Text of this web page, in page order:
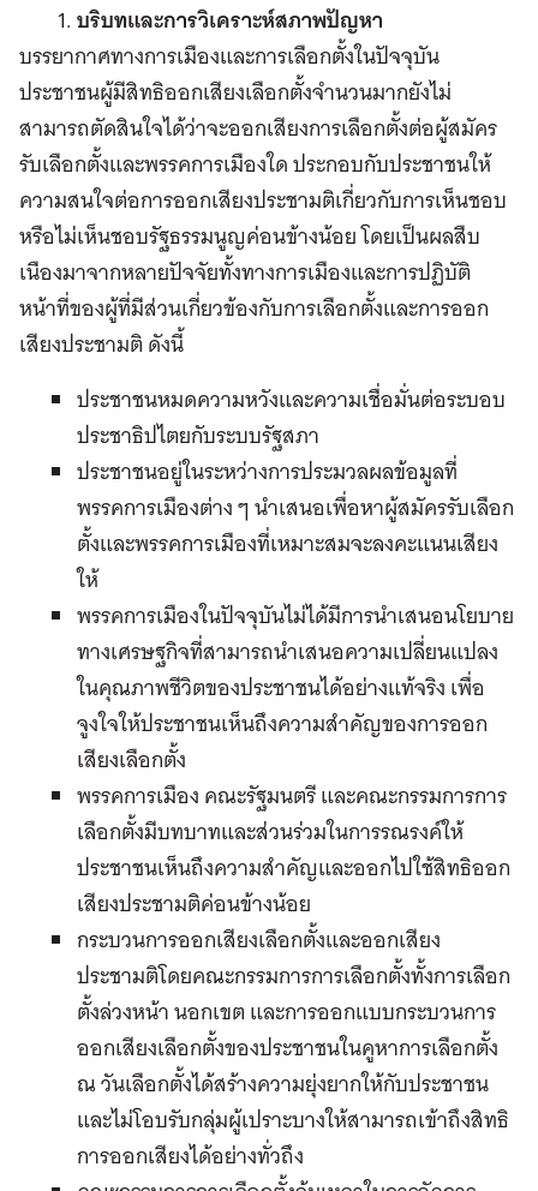
บริบทและการวิเคราะห์สภาพปัญหา
บรรยากาศทางการเมืองและการเลือกตั้งในปัจจุบัน
ประชาชนผู้มีสิทธิออกเสียงเลือกตั้งจำนวนมากยังไม่
สามารถตัดสินใจได้ว่าจะออกเสียงการเลือกตั้งต่อผู้สมัคร
รับเลือกตั้งและพรรคการเมืองใด ประกอบกับประชาชนให้
ความสนใจต่อการออกเสียงประชามติเกี่ยวกับการเห็นชอบ
หรือไม่เห็นชอบรัฐธรรมนูญค่อนข้างน้อย โดยเป็นผลสืบ
เนืองมาจากหลายปัจจัยทั้งทางการเมืองและการปฏิบัติ
หน้าที่ของผู้ที่มีส่วนเกี่ยวข้องกับการเลือกตั้งและการออก
เสียงประชามติ ดังนี้
ประชาชนหมดความหวังและความเชื่อมั่นต่อระบอบ
ประชาธิปไตยกับระบบรัฐสภา
ประชาชนอยู่ในระหว่างการประมวลผลข้อมูลที่
พรรคการเมืองต่าง ๆ นำเสนอเพื่อหาผู้สมัครรับเลือก
ตั้งและพรรคการเมืองที่เหมาะสมจะลงคะแนนเสียง
ให้
พรรคการเมืองในปัจจุบันไม่ได้มีการนำเสนอนโยบาย
ทางเศรษฐกิจที่สามารถนำเสนอความเปลี่ยนแปลง
ในคุณภาพชีวิตของประชาชนได้อย่างแท้จริง เพื่อ
จูงใจให้ประชาชนเห็นถึงความสำคัญของการออก
เสียงเลือกตั้ง
พรรคการเมือง คณะรัฐมนตรี และคณะกรรมการการ
เลือกตั้งมีบทบาทและส่วนร่วมในการรณรงค์ให้
ประชาชนเห็นถึงความสำคัญและออกไปใช้สิทธิออก
เสียงประชามติค่อนข้างน้อย
กระบวนการออกเสียงเลือกตั้งและออกเสียง
ประชามติโดยคณะกรรมการการเลือกตั้งทั้งการเลือก
ตั้งล่วงหน้า นอกเขต และการออกแบบกระบวนการ
ออกเสียงเลือกตั้งของประชาชนในคูหาการเลือกตั้ง
ณ วันเลือกตั้งได้สร้างความยุ่งยากให้กับประชาชน
และไม่โอบรับกลุ่มผู้เปราะบางให้สามารถเข้าถึงสิทธิ
การออกเสียงได้อย่างทั่วถึง